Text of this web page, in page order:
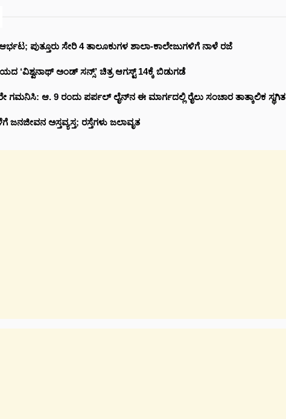
ಪುತ್ತೂರು ಸೇರಿ 4 ತಾಲೂಕುಗಳ ಶಾಲಾ-ಕಾಲೇಜುಗಳಿಗೆ ನಾಳೆ ರಜೆ
ಅಂಡ್ ಸನ್ಸ್’ ಚಿತ್ರ ಆಗಸ್ಟ್ 14ಕ್ಕೆ ಬಿಡುಗಡೆ
ಆ. 9 ರಂದು ಪರ್ಪಲ್ ಲೈನ್‌ನ ಈ ಮಾರ್ಗದಲ್ಲಿ ರೈಲು ಸಂಚಾರ ತಾತ್ಕಾಲಿಕ ಸ್ಥಗಿತ
ಅಸ್ತವ್ಯಸ್ತ; ರಸ್ತೆಗಳು ಜಲಾವೃತ